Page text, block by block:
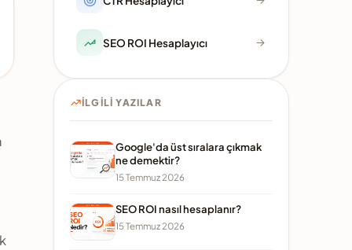
SEO ROI Hesaplayıcı
İLGILI YAZILAR
Google'da üst sıralara çıkmak
ne demektir?
15 Temmuz 2026
SEO ROI nasıl hesaplanır?
15 Temmuz 2026